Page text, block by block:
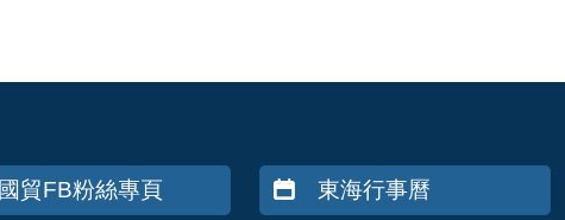
國貿FB粉絲專頁 東海行事曆